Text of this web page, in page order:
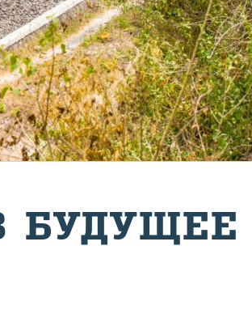
БУ­ДУ­ЩЕЕ